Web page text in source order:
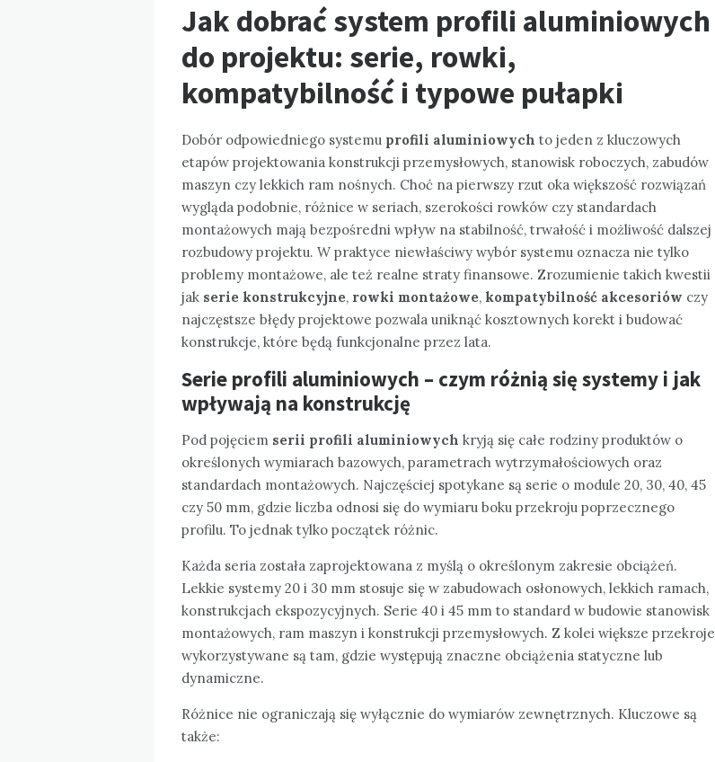
Jak dobrać system profili aluminiowych
do projektu: serie, rowki,
kompatybilność i typowe pułapki
Dobór odpowiedniego systemu profili aluminiowych to jeden z kluczowych
etapów projektowania konstrukcji przemysłowych, stanowisk roboczych, zabudów
maszyn czy lekkich ram nośnych. Choć na pierwszy rzut oka większość rozwiązań
wygląda podobnie, różnice w seriach, szerokości rowków czy standardach
montażowych mają bezpośredni wpływ na stabilność, trwałość i możliwość dalszej
rozbudowy projektu. W praktyce niewłaściwy wybór systemu oznacza nie tylko
problemy montażowe, ale też realne straty finansowe. Zrozumienie takich kwestii
jak serie konstrukcyjne, rowki montażowe, kompatybilność akcesoriów czy
najczęstsze błędy projektowe pozwala uniknąć kosztownych korekt i budować
konstrukcje, które będą funkcjonalne przez lata.
Serie profili aluminiowych – czym różnią się systemy i jak
wpływają na konstrukcję
Pod pojęciem serii profili aluminiowych kryją się całe rodziny produktów o
określonych wymiarach bazowych, parametrach wytrzymałościowych oraz
standardach montażowych. Najczęściej spotykane są serie o module 20, 30, 40, 45
czy 50 mm, gdzie liczba odnosi się do wymiaru boku przekroju poprzecznego
profilu. To jednak tylko początek różnic.
Każda seria została zaprojektowana z myślą o określonym zakresie obciążeń.
Lekkie systemy 20 i 30 mm stosuje się w zabudowach osłonowych, lekkich ramach,
konstrukcjach ekspozycyjnych. Serie 40 i 45 mm to standard w budowie stanowisk
montażowych, ram maszyn i konstrukcji przemysłowych. Z kolei większe przekroje
wykorzystywane są tam, gdzie występują znaczne obciążenia statyczne lub
dynamiczne.
Różnice nie ograniczają się wyłącznie do wymiarów zewnętrznych. Kluczowe są
także: